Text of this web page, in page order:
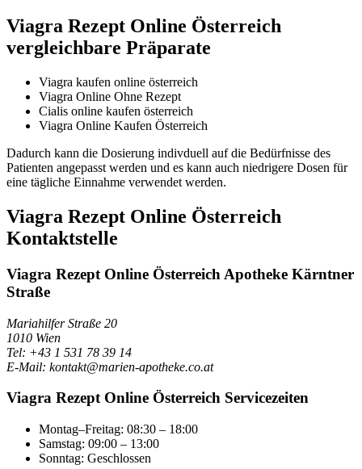
Viagra Rezept Online Österreich
vergleichbare Präparate
Viagra kaufen online österreich
Viagra Online Ohne Rezept
Cialis online kaufen österreich
Viagra Online Kaufen Österreich
Dadurch kann die Dosierung indivduell auf die Bedürfnisse des
Patienten angepasst werden und es kann auch niedrigere Dosen für
eine tägliche Einnahme verwendet werden.
Viagra Rezept Online Österreich
Kontaktstelle
Viagra Rezept Online Österreich Apotheke Kärntner
Straße
Mariahilfer Straße 20
1010 Wien
Tel: +43 1 531 78 39 14
E-Mail: kontakt@marien-apotheke.co.at
Viagra Rezept Online Österreich Servicezeiten
Montag–Freitag: 08:30 – 18:00
Samstag: 09:00 – 13:00
Sonntag: Geschlossen